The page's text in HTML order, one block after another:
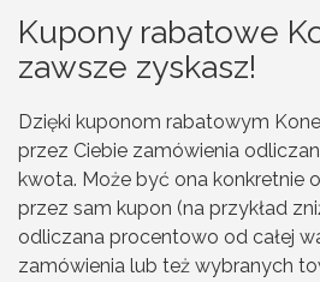
Kupony rabatowe
zawsze zyskasz!
Dzięki kuponom rabatowym
przez Ciebie zamówienia
kwota. Może być ona konkretnie
przez sam kupon (na przykład
odliczana procentowo od całej
zamówienia lub też wybranych